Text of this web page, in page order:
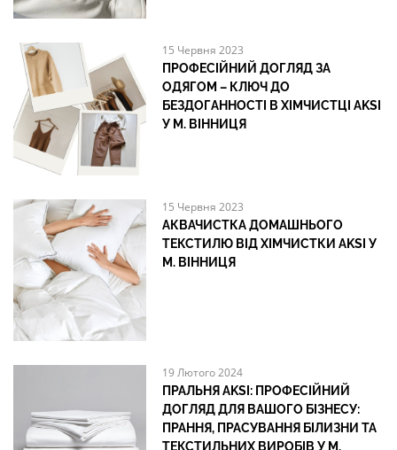
15 Червня 2023
ПРОФЕСІЙНИЙ ДОГЛЯД ЗА
ОДЯГОМ – КЛЮЧ ДО
БЕЗДОГАННОСТІ В ХІМЧИСТЦІ AKSI
У М. ВІННИЦЯ
15 Червня 2023
АКВАЧИСТКА ДОМАШНЬОГО
ТЕКСТИЛЮ ВІД ХІМЧИСТКИ AKSI У
М. ВІННИЦЯ
19 Лютого 2024
ПРАЛЬНЯ AKSI: ПРОФЕСІЙНИЙ
ДОГЛЯД ДЛЯ ВАШОГО БІЗНЕСУ:
ПРАННЯ, ПРАСУВАННЯ БІЛИЗНИ ТА
ТЕКСТИЛЬНИХ ВИРОБІВ У М.